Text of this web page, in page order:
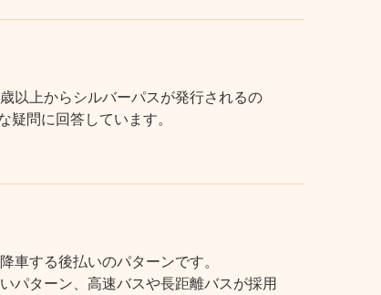
以上からシルバーパスが発行されるの
問に回答しています。
車する後払いのパターンです。
パターン、高速バスや長距離バスが採用